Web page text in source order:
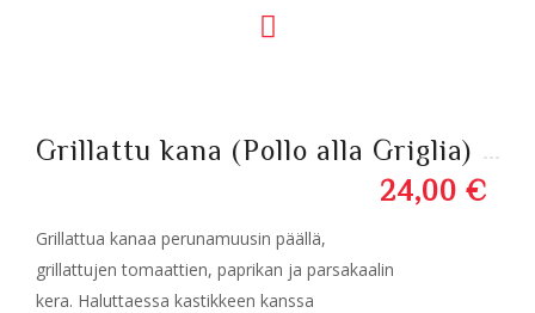
Grillattu kana (Pollo alla Griglia)
24,00 €
Grillattua kanaa perunamuusin päällä,
grillattujen tomaattien, paprikan ja parsakaalin
kera. Haluttaessa kastikkeen kanssa